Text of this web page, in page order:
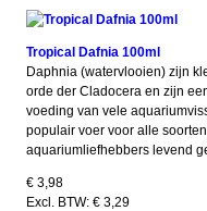
Tropical Dafnia 100ml
Daphnia (watervlooien) zijn
orde der Cladocera en zijn
voeding van vele
populair voer voor alle
aquariumliefhebbers levend
€ 3,98
Excl. BTW: € 3,29